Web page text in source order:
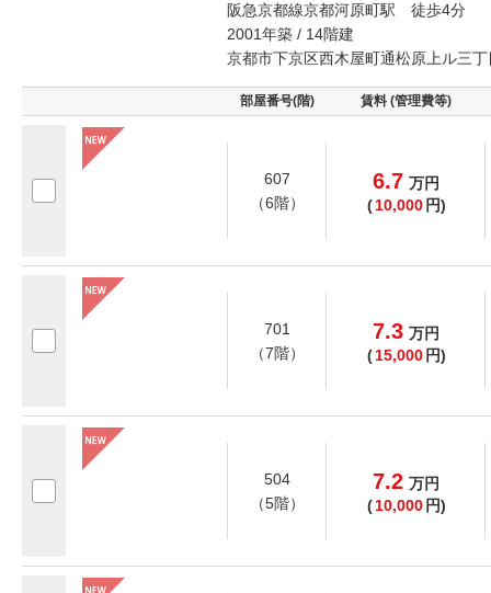
阪急京都線京都河原町駅 徒歩4分
2001年築 / 14階建
京都市下京区西木屋町通松原上ル三
部屋番号(階) 賃料 (管理費等)
607
（6階）
6.7 万円
( 10,000 円)
701
（7階）
7.3 万円
( 15,000 円)
504
（5階）
7.2 万円
( 10,000 円)